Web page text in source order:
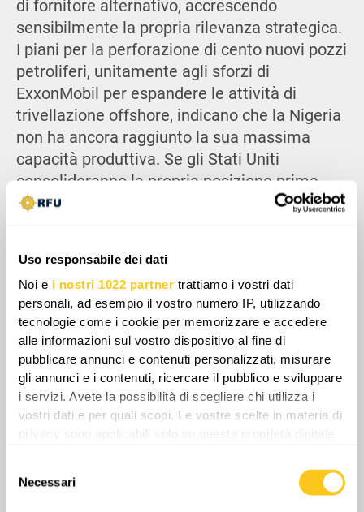
Uso responsabile dei dati
Noi e i nostri 1022 partner trattiamo i vostri dati
personali, ad esempio il vostro numero IP, utilizzando
tecnologie come i cookie per memorizzare e accedere
alle informazioni sul vostro dispositivo al fine di
pubblicare annunci e contenuti personalizzati, misurare
gli annunci e i contenuti, ricercare il pubblico e sviluppare
i servizi. Avete la possibilità di scegliere chi utilizza i
vostri dati e per quali scopi. Le vostre scelte in materia di
privacy sono applicabili solo su questa proprietà digitale
modificare o revocare il proprio consenso in qualsiasi
momento dalla Dichiarazione sui cookie o facendo clic
delNecessari
di fornitore alternativo, accrescendo
sensibilmente la propria rilevanza strategica.
I piani per la perforazione di cento nuovi pozzi
petroliferi, unitamente agli sforzi di
ExxonMobil per espandere le attività di
trivellazione offshore, indicano che la Nigeria
non ha ancora raggiunto la sua massima
capacità produttiva. Se gli Stati Uniti
consolideranno la propria posizione prima
che il Paese raggiunga il pieno output,
energetico nigeriano. Tuttavia, la leadership
nigeriana ha sostenuto la necessità di
trattenere circa l'ottanta percento dei profitti
del settore petrolifero a beneficio dello Stato,
entrando in diretto conflitto con gli interessi
delle compagnie petrolifere occidentali; una
tensione sull'allocazione delle risorse e sulle
condizioni di investimento destinata a farsi